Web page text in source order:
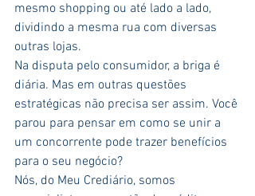
mesmo shopping ou até lado a lado,
dividindo a mesma rua com diversas
outras lojas.
Na disputa pelo consumidor, a briga é
diária. Mas em outras questões
estratégicas não precisa ser assim. Você
parou para pensar em como se unir a
um concorrente pode trazer benefícios
para o seu negócio?
Nós, do Meu Crediário, somos